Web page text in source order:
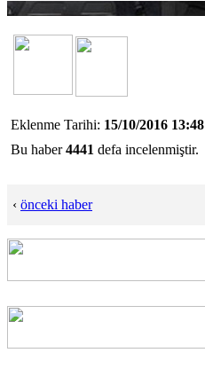
Eklenme Tarihi: 15/10/2016 13:48
Bu haber4441 defa incelenmiştir.
‹ önceki haber